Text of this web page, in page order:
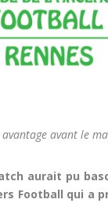
avant le
aurait pu
Football qui a